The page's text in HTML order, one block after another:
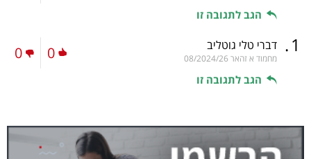
הגב לתגובה זו
1
. דברי טלי גוטליב
מחמוד א זהאר 08/2024/26
הגב לתגובה זו
0
0